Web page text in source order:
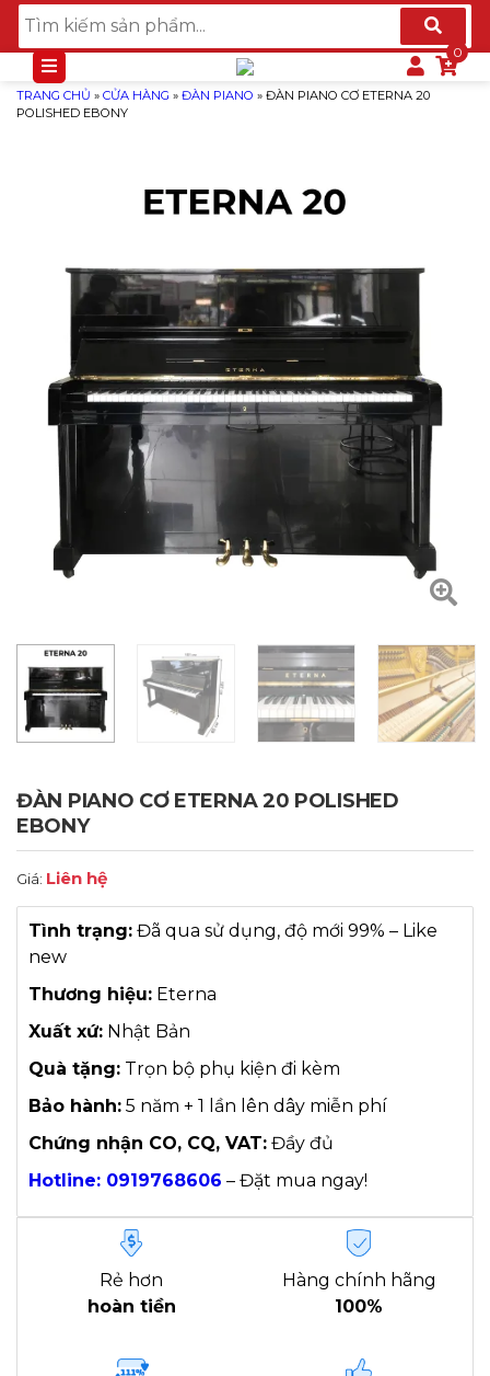
TRANG CHỦ » CỬA HÀNG » ĐÀN PIANO » ĐÀN PIANO CƠ ETERNA 20
POLISHED EBONY
ĐÀN PIANO CƠ ETERNA 20 POLISHED
EBONY
Giá: Liên hệ
Tình trạng: Đã qua sử dụng, độ mới 99% – Like
new
Thương hiệu: Eterna
Xuất xứ: Nhật Bản
Quà tặng: Trọn bộ phụ kiện đi kèm
Bảo hành: 5 năm + 1 lần lên dây miễn phí
Chứng nhận CO, CQ, VAT: Đầy đủ
Hotline: 0919768606 – Đặt mua ngay!
Rẻ hơn
hoàn tiền
Hàng chính hãng
100%